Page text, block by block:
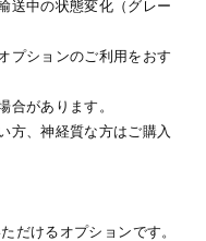
送中の状態変化（グレー
プションのご利用をおす
があります。
方、神経質な方はご購入
けるオプションです。